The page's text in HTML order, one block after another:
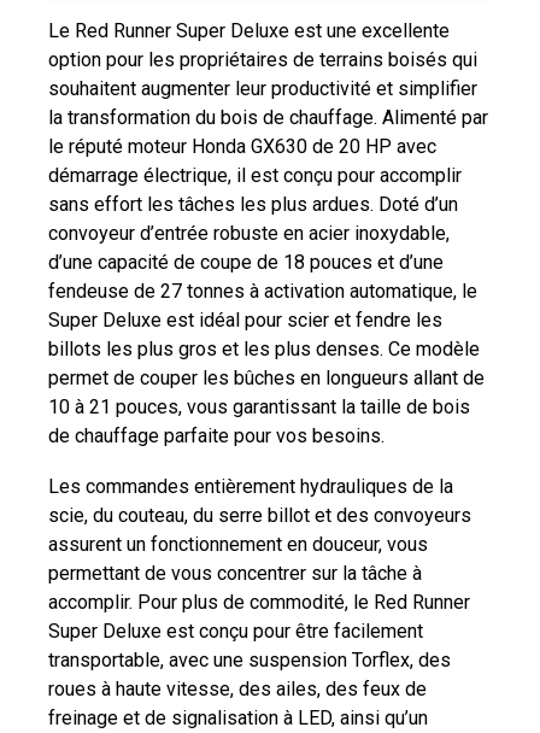
Le Red Runner Super Deluxe est une excellente
option pour les propriétaires de terrains boisés qui
souhaitent augmenter leur productivité et simplifier
la transformation du bois de chauffage. Alimenté par
le réputé moteur Honda GX630 de 20 HP avec
démarrage électrique, il est conçu pour accomplir
sans effort les tâches les plus ardues. Doté d’un
convoyeur d’entrée robuste en acier inoxydable,
d’une capacité de coupe de 18 pouces et d’une
fendeuse de 27 tonnes à activation automatique, le
Super Deluxe est idéal pour scier et fendre les
billots les plus gros et les plus denses. Ce modèle
permet de couper les bûches en longueurs allant de
10 à 21 pouces, vous garantissant la taille de bois
de chauffage parfaite pour vos besoins.
Les commandes entièrement hydrauliques de la
scie, du couteau, du serre billot et des convoyeurs
assurent un fonctionnement en douceur, vous
permettant de vous concentrer sur la tâche à
accomplir. Pour plus de commodité, le Red Runner
Super Deluxe est conçu pour être facilement
transportable, avec une suspension Torflex, des
roues à haute vitesse, des ailes, des feux de
freinage et de signalisation à LED, ainsi qu’un